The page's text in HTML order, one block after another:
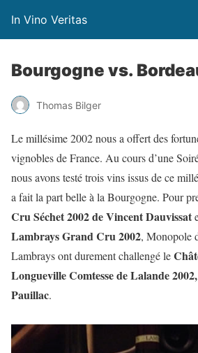
In Vino Veritas
Bourgogne vs.
Thomas Bilger
Le millésime 2002 nous a offert des
vignobles de France. Au cours d’une
nous avons testé trois vins issus de ce
a fait la part belle à la Bourgogne. Pour
Cru Séchet 2002 de Vincent Dauvissat
Lambrays Grand Cru 2002, Monopole
Lambrays ont durement challengé le
Longueville Comtesse de Lalande
Pauillac.